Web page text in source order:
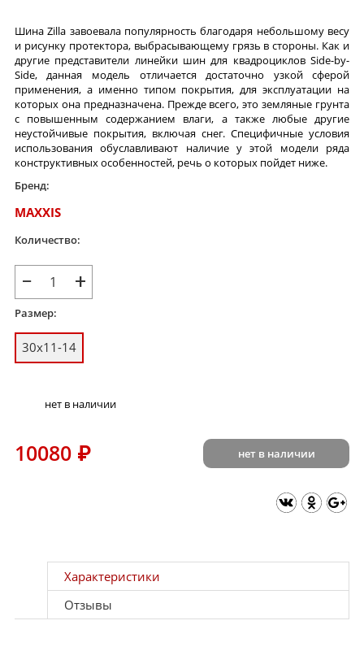
Шина Zilla завоевала популярность благодаря небольшому весу
и рисунку протектора, выбрасывающему грязь в стороны. Как и
другие представители линейки шин для квадроциклов Side-by-
Side, данная модель отличается достаточно узкой сферой
применения, а именно типом покрытия, для эксплуатации на
которых она предназначена. Прежде всего, это земляные грунта
с повышенным содержанием влаги, а также любые другие
неустойчивые покрытия, включая снег. Специфичные условия
использования обуславливают наличие у этой модели ряда
конструктивных особенностей, речь о которых пойдет ниже.
Бренд:
MAXXIS
Количество:
− +
Размер:
30x11-14
нет в наличии
10080 ₽ нет в наличии
Характеристики
Отзывы